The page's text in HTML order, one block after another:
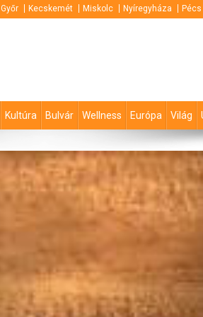
Győr Kecskemét Miskolc Nyíregyháza Pécs
Kultúra Bulvár Wellness Európa Világ